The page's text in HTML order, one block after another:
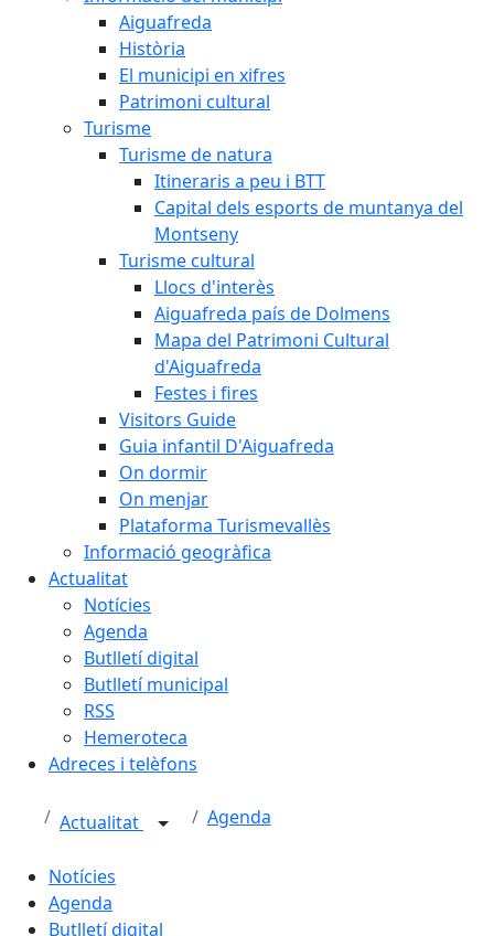
Aiguafreda
Història
El municipi en xifres
Patrimoni cultural
Turisme
Turisme de natura
Itineraris a peu i BTT
Capital dels esports de muntanya del
Montseny
Turisme cultural
Llocs d'interès
Aiguafreda país de Dolmens
Mapa del Patrimoni Cultural
d'Aiguafreda
Festes i fires
Visitors Guide
Guia infantil D'Aiguafreda
On dormir
On menjar
Plataforma Turismevallès
Informació geogràfica
Actualitat
Notícies
Agenda
Butlletí digital
Butlletí municipal
RSS
Hemeroteca
Adreces i telèfons
Actualitat Agenda
Notícies
Agenda
Butlletí digital